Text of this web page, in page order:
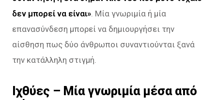
δεν μπορεί να είναι». Μία γνωριμία ή μία
επανασύνδεση μπορεί να δημιουργήσει την
αίσθηση πως δύο άνθρωποι συναντιούνται ξανά
την κατάλληλη στιγμή.
Ιχθύες – Μία γνωριμία μέσα από